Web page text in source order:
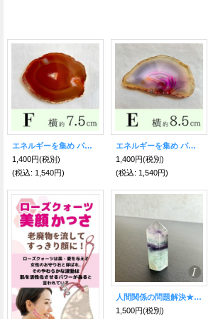
エネルギーを集め パワーを高める！瑪瑙（めのう）プレート■Sサイズ■F【約7.5センチ×6.3センチ】
1,400円(税別)
(税込: 1,540円)
エネルギーを集め パワーを高める！瑪瑙（めのう）プレート■Sサイズ■E【約8.5センチ×4.9センチ】
1,400円(税別)
(税込: 1,540円)
人間関係の問題解決★解決への糸口が見つかる★レインボーフローライト ポイントI
1,500円(税別)